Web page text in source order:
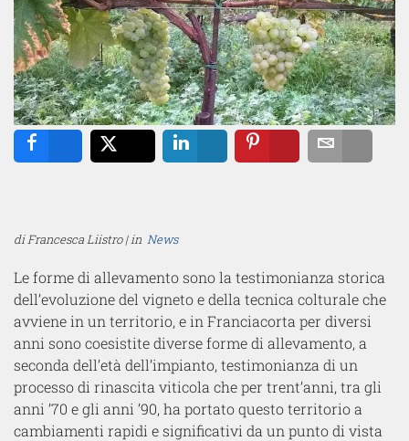
di Francesca Liistro | in News
Le forme di allevamento sono la testimonianza storica
dell’evoluzione del vigneto e della tecnica colturale che
avviene in un territorio, e in Franciacorta per diversi
anni sono coesistite diverse forme di allevamento, a
seconda dell’età dell’impianto, testimonianza di un
processo di rinascita viticola che per trent’anni, tra gli
anni ’70 e gli anni ’90, ha portato questo territorio a
cambiamenti rapidi e significativi da un punto di vista